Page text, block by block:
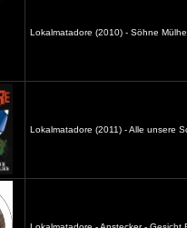
Lokalmatadore (2010) - Söhne
Lokalmatadore (2011) - Alle unsere